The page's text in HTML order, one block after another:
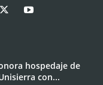
hospedaje de
con...